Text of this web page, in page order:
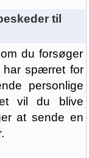
til
du forsøger
har spærret for
personlige
vil du blive
at sende en